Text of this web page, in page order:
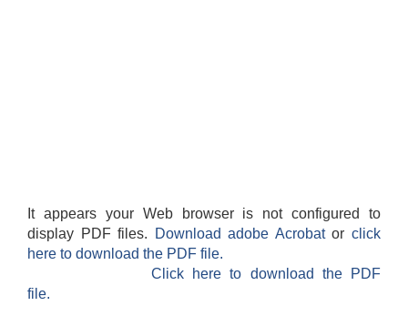
It appears your Web browser is not configured to
display PDF files.
Download adobe Acrobatorclick
here to download the PDF file.
Click here to download the PDF
file.